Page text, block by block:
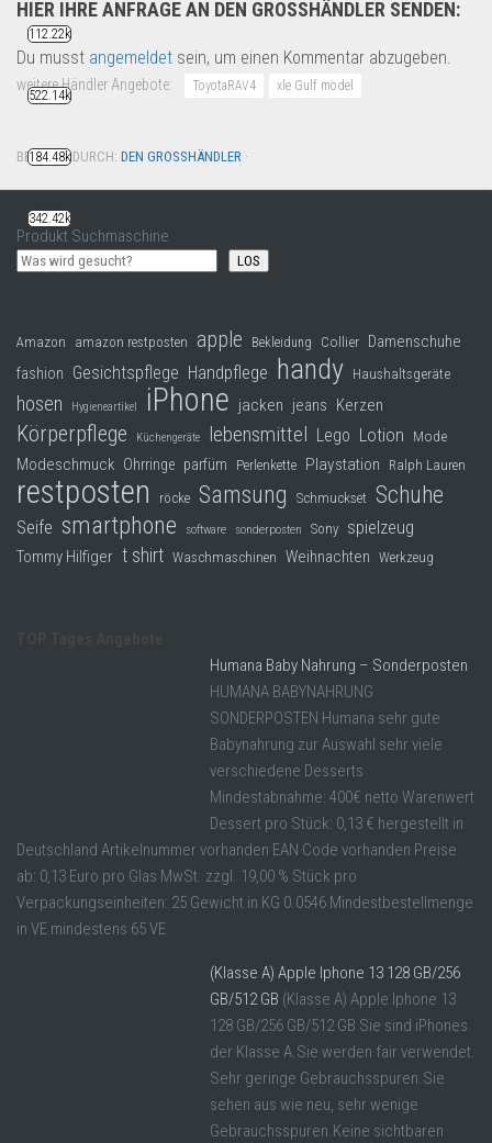
HIER IHRE ANFRAGE AN DEN GROSSHÄNDLER SENDEN:
Du musst angemeldet sein, um einen Kommentar abzugeben.
weitere Händler Angebote: ToyotaRAV4 xle Gulf model
BETREUT DURCH: DEN GROSSHÄNDLER ·
Produkt Suchmaschine
LOS
Amazon amazon restposten apple Bekleidung Collier Damenschuhe
fashion Gesichtspflege Handpflege handy Haushaltsgeräte
hosen Hygieneartikel iPhone jacken jeans Kerzen
Körperpflege Küchengeräte lebensmittel Lego Lotion Mode
Modeschmuck Ohrringe parfüm Perlenkette Playstation Ralph Lauren
restposten röcke Samsung Schmuckset Schuhe
Seife smartphone software sonderposten Sony spielzeug
Tommy Hilfiger t shirt Waschmaschinen Weihnachten Werkzeug
Humana Baby Nahrung – Sonderposten
HUMANA BABYNAHRUNG
SONDERPOSTEN Humana sehr gute
Babynahrung zur Auswahl sehr viele
verschiedene Desserts
Mindestabnahme: 400€ netto Warenwert
Dessert pro Stück: 0,13 € hergestellt in
Deutschland Artikelnummer vorhanden EAN Code vorhanden Preise
ab: 0,13 Euro pro Glas MwSt. zzgl. 19,00 % Stück pro
Verpackungseinheiten: 25 Gewicht in KG 0.0546 Mindestbestellmenge
in VE mindestens 65 VE
(Klasse A) Apple Iphone 13 128 GB/256
GB/512 GB (Klasse A) Apple Iphone 13
128 GB/256 GB/512 GB Sie sind iPhones
der Klasse A.Sie werden fair verwendet.
Sehr geringe Gebrauchsspuren.Sie
sehen aus wie neu, sehr wenige
Gebrauchsspuren.Keine sichtbaren
112.22k
522.14k
184.48k
342.42k